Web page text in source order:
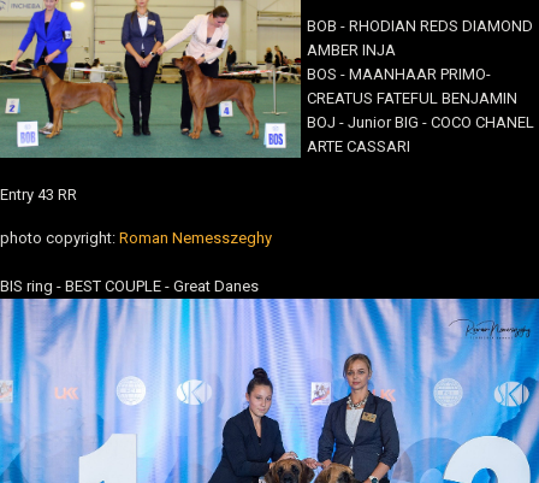
BOB - RHODIAN REDS DIAMOND
AMBER INJA
BOS - MAANHAAR PRIMO-
CREATUS FATEFUL BENJAMIN
BOJ - Junior BIG - COCO CHANEL
ARTE CASSARI
Entry 43 RR
photo copyright: Roman Nemesszeghy
BIS ring - BEST COUPLE - Great Danes